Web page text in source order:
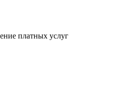
платных услуг